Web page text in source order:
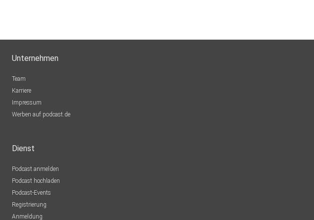
Unternehmen
Team
Karriere
Impressum
Werben auf podcast.de
Dienst
Podcast anmelden
Podcast hochladen
Podcast-Events
Registrierung
Anmeldung